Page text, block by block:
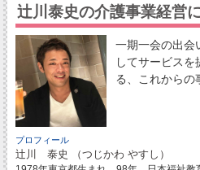
辻川泰史の介護事業経営
一期一会の出会
してサービスを
る、これからの
プロフィール
辻川 泰史 （つじかわ やすし）